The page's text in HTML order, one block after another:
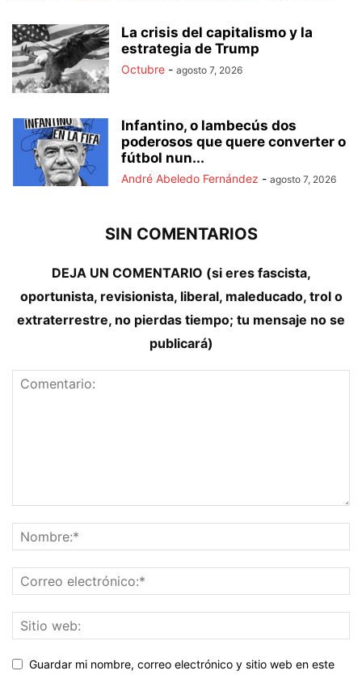
La crisis del capitalismo y la
estrategia de Trump
Octubre - agosto 7, 2026
Infantino, o lambecús dos
poderosos que quere converter o
fútbol nun...
André Abeledo Fernández - agosto 7, 2026
SIN COMENTARIOS
DEJA UN COMENTARIO (si eres fascista,
oportunista, revisionista, liberal, maleducado, trol o
extraterrestre, no pierdas tiempo; tu mensaje no se
publicará)
Guardar mi nombre, correo electrónico y sitio web en este